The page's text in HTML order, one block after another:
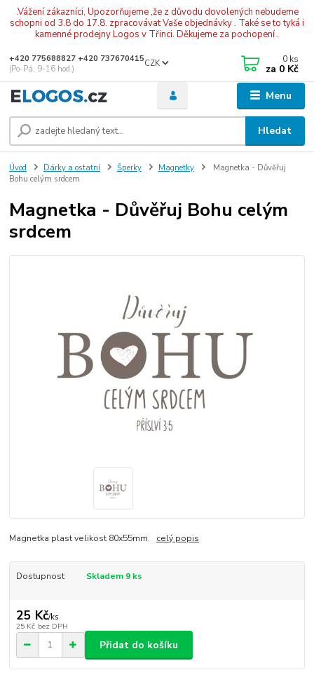
.Vážení zákazníci, Upozorňujeme ,že z důvodu dovolených nebudeme
schopni od 3.8 do 17.8. zpracovávat Vaše objednávky . Také se to tyká i
kamenné prodejny Logos v Třinci. Děkujeme za pochopení .
Menu
CZK
Hledat
+420 775688827 +420 737670415
(Po-Pá, 9-16 hod.)
0 ks
za 0 Kč
Úvod Dárky a ostatní Šperky Magnetky
Magnetka - Důvěřuj
Bohu celým srdcem
Magnetka - Důvěřuj Bohu celým
srdcem
Magnetka plast velikost 80x55mm. celý popis
Dostupnost Skladem 9 ks
25 Kč/ks
25 Kč bez DPH
Přidat do košíku